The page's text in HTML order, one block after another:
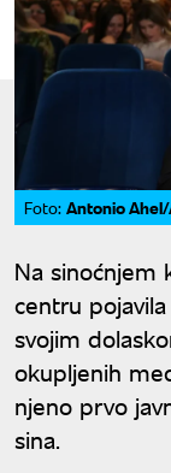
Foto: Antonio
Na sinoćnjem
centru
svojim
okupljenih
njeno prvo
sina.